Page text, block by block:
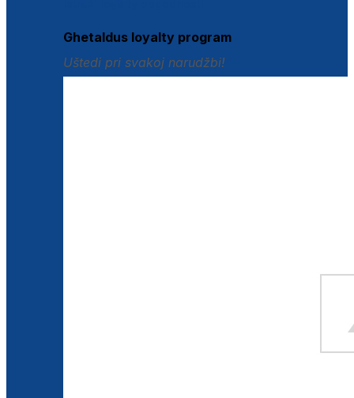
Ghetaldus loyalty program
Uštedi pri svakoj narudžbi!